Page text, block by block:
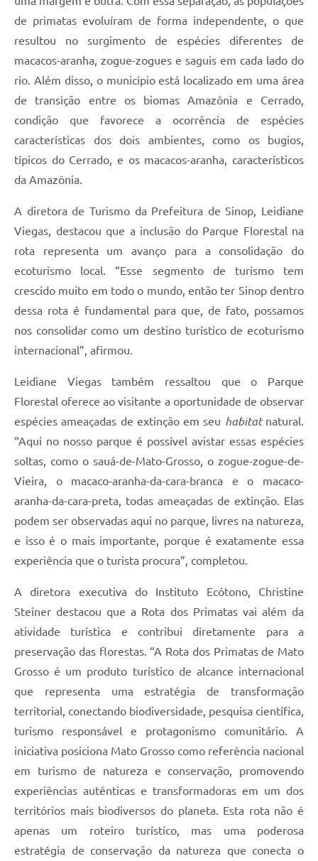
de primatas evoluíram de forma independente, o que
resultou no surgimento de espécies diferentes de
macacos-aranha, zogue-zogues e saguis em cada lado do
rio. Além disso, o município está localizado em uma área
de transição entre os biomas Amazônia e Cerrado,
condição que favorece a ocorrência de espécies
características dos dois ambientes, como os bugios,
típicos do Cerrado, e os macacos-aranha, característicos
da Amazônia.
A diretora de Turismo da Prefeitura de Sinop, Leidiane
Viegas, destacou que a inclusão do Parque Florestal na
rota representa um avanço para a consolidação do
ecoturismo local. “Esse segmento de turismo tem
crescido muito em todo o mundo, então ter Sinop dentro
dessa rota é fundamental para que, de fato, possamos
nos consolidar como um destino turístico de ecoturismo
internacional”, afirmou.
Leidiane Viegas também ressaltou que o Parque
Florestal oferece ao visitante a oportunidade de observar
espécies ameaçadas de extinção em seu habitatnatural.
“Aqui no nosso parque é possível avistar essas espécies
soltas, como o sauá-de-Mato-Grosso, o zogue-zogue-de-
Vieira, o macaco-aranha-da-cara-branca e o macaco-
aranha-da-cara-preta, todas ameaçadas de extinção. Elas
podem ser observadas aqui no parque, livres na natureza,
e isso é o mais importante, porque é exatamente essa
experiência que o turista procura”, completou.
A diretora executiva do Instituto Ecótono, Christine
Steiner destacou que a Rota dos Primatas vai além da
atividade turística e contribui diretamente para a
preservação das florestas. “A Rota dos Primatas de Mato
Grosso é um produto turístico de alcance internacional
que representa uma estratégia de transformação
territorial, conectando biodiversidade, pesquisa científica,
turismo responsável e protagonismo comunitário. A
iniciativa posiciona Mato Grosso como referência nacional
em turismo de natureza e conservação, promovendo
experiências autênticas e transformadoras em um dos
territórios mais biodiversos do planeta. Esta rota não é
apenas um roteiro turístico, mas uma poderosa
estratégia de conservação da natureza que conecta o